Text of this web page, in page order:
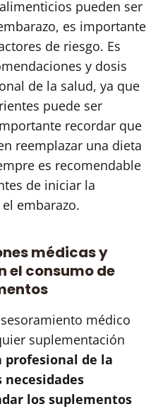
pueden ser
es importante
de riesgo. Es
y dosis
de la salud, ya que
puede ser
recordar que
reemplazar una dieta
es recomendable
de iniciar la
embarazo.
médicas y
el consumo de
médico
suplementación
profesional de la
los suplementos